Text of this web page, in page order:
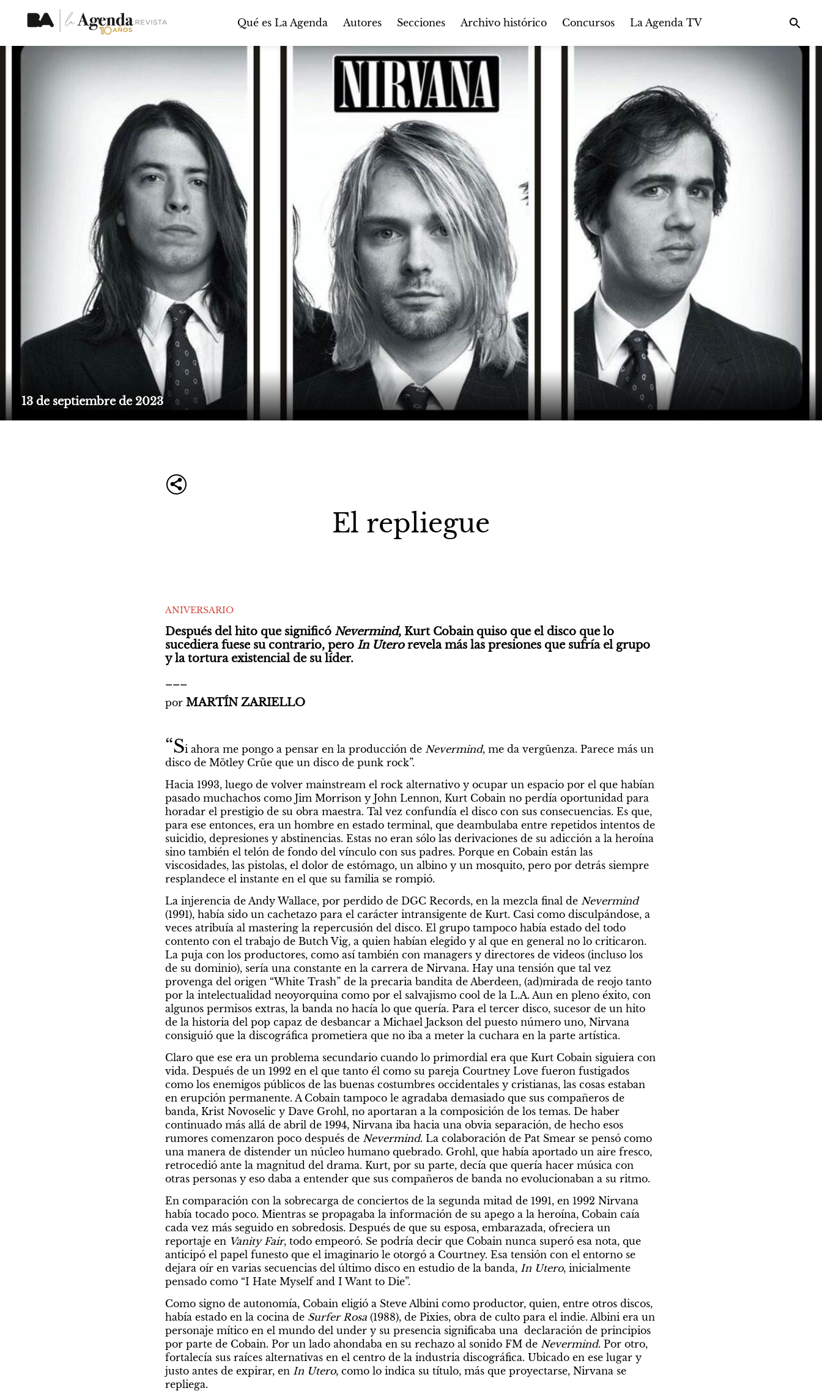
Qué es La Agenda Autores Secciones Archivo histórico Concursos La Agenda TV
13 de septiembre de 2023
El repliegue
ANIVERSARIO
Después del hito que significó Nevermind, Kurt Cobain quiso que el disco que lo
sucediera fuese su contrario, pero In Utero revela más las presiones que sufría el grupo
y la tortura existencial de su líder.
por MARTÍN ZARIELLO
“Si ahora me pongo a pensar en la producción de Nevermind, me da vergüenza. Parece más un
disco de Mötley Crüe que un disco de punk rock”.
Hacia 1993, luego de volver mainstream el rock alternativo y ocupar un espacio por el que habían
pasado muchachos como Jim Morrison y John Lennon, Kurt Cobain no perdía oportunidad para
horadar el prestigio de su obra maestra. Tal vez confundía el disco con sus consecuencias. Es que,
para ese entonces, era un hombre en estado terminal, que deambulaba entre repetidos intentos de
suicidio, depresiones y abstinencias. Estas no eran sólo las derivaciones de su adicción a la heroína
sino también el telón de fondo del vínculo con sus padres. Porque en Cobain están las
viscosidades, las pistolas, el dolor de estómago, un albino y un mosquito, pero por detrás siempre
resplandece el instante en el que su familia se rompió.
La injerencia de Andy Wallace, por perdido de DGC Records, en la mezcla final de Nevermind
(1991), había sido un cachetazo para el carácter intransigente de Kurt. Casi como disculpándose, a
veces atribuía al mastering la repercusión del disco. El grupo tampoco había estado del todo
contento con el trabajo de Butch Vig, a quien habían elegido y al que en general no lo criticaron.
La puja con los productores, como así también con managers y directores de videos (incluso los
de su dominio), sería una constante en la carrera de Nirvana. Hay una tensión que tal vez
provenga del origen “White Trash” de la precaria bandita de Aberdeen, (ad)mirada de reojo tanto
por la intelectualidad neoyorquina como por el salvajismo cool de la L.A. Aun en pleno éxito, con
algunos permisos extras, la banda no hacía lo que quería. Para el tercer disco, sucesor de un hito
de la historia del pop capaz de desbancar a Michael Jackson del puesto número uno, Nirvana
consiguió que la discográfica prometiera que no iba a meter la cuchara en la parte artística.
Claro que ese era un problema secundario cuando lo primordial era que Kurt Cobain siguiera con
vida. Después de un 1992 en el que tanto él como su pareja Courtney Love fueron fustigados
como los enemigos públicos de las buenas costumbres occidentales y cristianas, las cosas estaban
en erupción permanente. A Cobain tampoco le agradaba demasiado que sus compañeros de
banda, Krist Novoselic y Dave Grohl, no aportaran a la composición de los temas. De haber
continuado más allá de abril de 1994, Nirvana iba hacia una obvia separación, de hecho esos
rumores comenzaron poco después de Nevermind. La colaboración de Pat Smear se pensó como
una manera de distender un núcleo humano quebrado. Grohl, que había aportado un aire fresco,
retrocedió ante la magnitud del drama. Kurt, por su parte, decía que quería hacer música con
otras personas y eso daba a entender que sus compañeros de banda no evolucionaban a su ritmo.
En comparación con la sobrecarga de conciertos de la segunda mitad de 1991, en 1992 Nirvana
había tocado poco. Mientras se propagaba la información de su apego a la heroína, Cobain caía
cada vez más seguido en sobredosis. Después de que su esposa, embarazada, ofreciera un
reportaje en Vanity Fair, todo empeoró. Se podría decir que Cobain nunca superó esa nota, que
anticipó el papel funesto que el imaginario le otorgó a Courtney. Esa tensión con el entorno se
dejara oír en varias secuencias del último disco en estudio de la banda, In Utero, inicialmente
pensado como “I Hate Myself and I Want to Die”.
Como signo de autonomía, Cobain eligió a Steve Albini como productor, quien, entre otros discos,
había estado en la cocina de Surfer Rosa (1988), de Pixies, obra de culto para el indie. Albini era un
personaje mítico en el mundo del under y su presencia significaba una  declaración de principios
por parte de Cobain. Por un lado ahondaba en su rechazo al sonido FM de Nevermind. Por otro,
fortalecía sus raíces alternativas en el centro de la industria discográfica. Ubicado en ese lugar y
justo antes de expirar, en In Utero, como lo indica su título, más que proyectarse, Nirvana se
repliega.